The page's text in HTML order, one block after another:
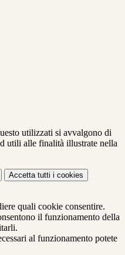
utilizzati si avvalgono di
utili alle finalità illustrate nella
Accetta tutti i cookies
quali cookie consentire.
il funzionamento della
al funzionamento potete